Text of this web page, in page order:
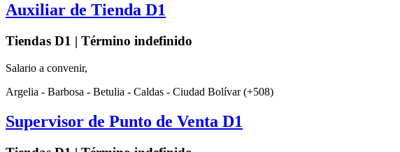
Auxiliar de Tienda D1
Tiendas D1 | Término indefinido
Salario a convenir,
Argelia - Barbosa - Betulia - Caldas - Ciudad Bolívar (+508)
Supervisor de Punto de Venta D1